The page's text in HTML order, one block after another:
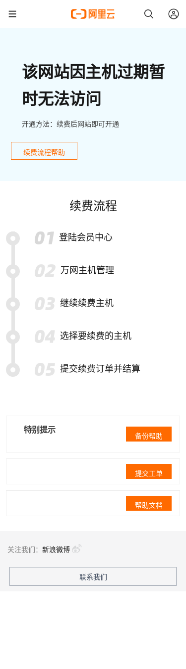
该网站因主机过期暂
时无法访问
开通方法：续费后网站即可开通
续费流程帮助
续费流程
登陆会员中心
万网主机管理
继续续费主机
选择要续费的主机
提交续费订单并结算
特别提示
备份帮助
提交工单
帮助文档